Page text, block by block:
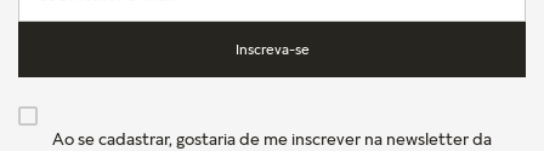
Inscreva-se
Ao se cadastrar, gostaria de me inscrever na newsletter da